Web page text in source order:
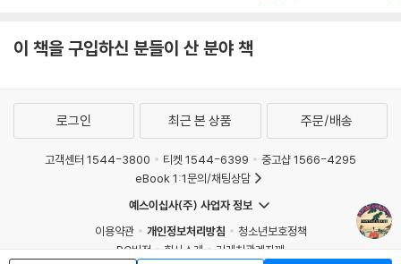
이 책을 구입하신 분들이 산 분야 책
로그인 최근 본 상품 주문/배송
고객센터 1544-3800 티켓 1544-6399
중고샵 1566-4295
eBook 1:1문의/채팅상담
예스이십사(주) 사업자 정보
이용약관
개인정보처리방침
청소년보호정책
PC버전
회사소개
거래처관계자께